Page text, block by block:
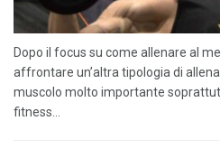
Dopo il focus su come allenare al
affrontare un’altra tipologia di
muscolo molto importante
fitness...